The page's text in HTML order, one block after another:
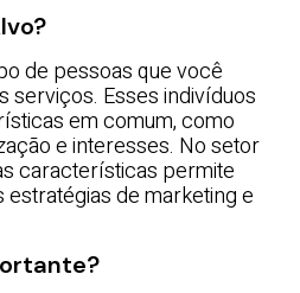
de pessoas que você
serviços. Esses indivíduos
em comum, como
e interesses. No setor
características permite
de marketing e